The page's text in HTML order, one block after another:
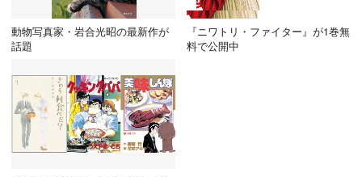
動物写真家・岩合光昭の最新作が
話題
『ニワトリ・ファイター』が1巻無
料で公開中